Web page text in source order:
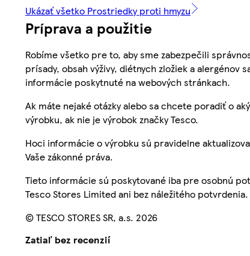
Ukázať všetko Prostriedky proti hmyzu
Príprava a použitie
Robíme všetko pre to, aby sme zabezpečili
prísady, obsah výživy, diétnych zložiek a
informácie poskytnuté na webových stránkach.
Ak máte nejaké otázky alebo sa chcete poradiť o
výrobku, ak nie je výrobok značky Tesco.
Hoci informácie o výrobku sú pravidelne
Vaše zákonné práva.
Tieto informácie sú poskytované iba pre osobnú
Tesco Stores Limited ani bez náležitého potvrdenia.
© TESCO STORES SR, a.s. 2026
Zatiaľ bez recenzií